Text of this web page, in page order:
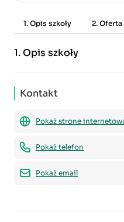
1. Opis szkoły 2. Oferta
1.Opis szkoły
Kontakt
Pokaż strone
Pokaż telefon
Pokaż email